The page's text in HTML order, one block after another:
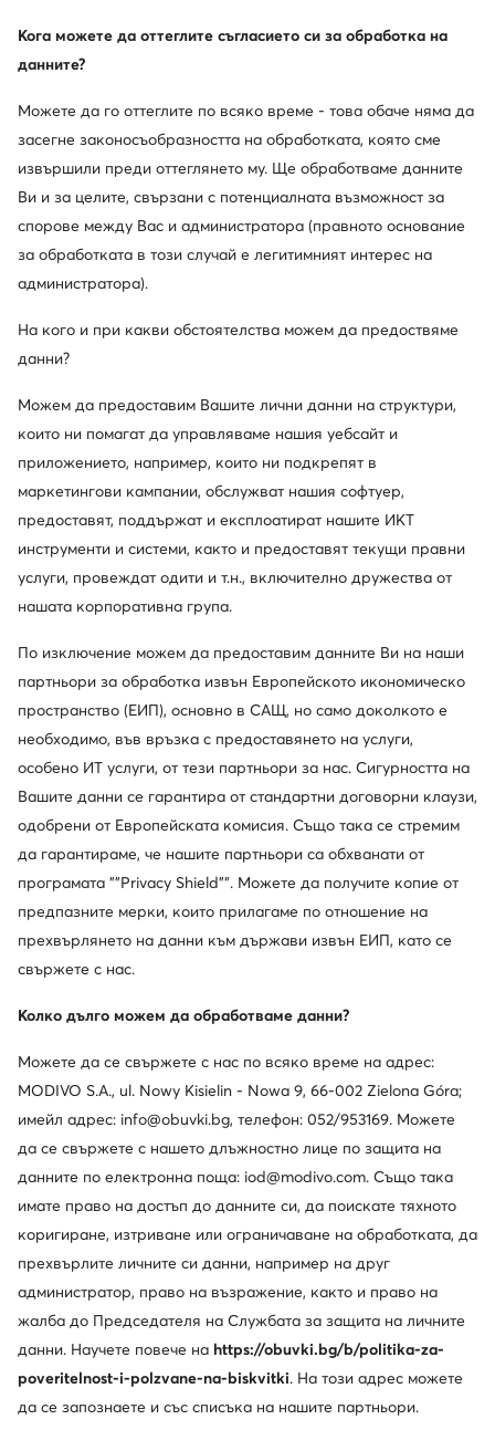
Кога можете да оттеглите съгласието си за обработка на
данните?
Можете да го оттеглите по всяко време - това обаче няма да
засегне законосъобразността на обработката, която сме
извършили преди оттеглянето му. Ще обработваме данните
Ви и за целите, свързани с потенциалната възможност за
спорове между Вас и администратора (правното основание
за обработката в този случай е легитимният интерес на
администратора).
На кого и при какви обстоятелства можем да предоствяме
данни?
Можем да предоставим Вашите лични данни на структури,
които ни помагат да управляваме нашия уебсайт и
приложението, например, които ни подкрепят в
маркетингови кампании, обслужват нашия софтуер,
предоставят, поддържат и експлоатират нашите ИКТ
инструменти и системи, както и предоставят текущи правни
услуги, провеждат одити и т.н., включително дружества от
нашата корпоративна група.
По изключение можем да предоставим данните Ви на наши
партньори за обработка извън Европейското икономическо
пространство (ЕИП), основно в САЩ, но само доколкото е
необходимо, във връзка с предоставянето на услуги,
особено ИТ услуги, от тези партньори за нас. Сигурността на
Вашите данни се гарантира от стандартни договорни клаузи,
одобрени от Европейската комисия. Също така се стремим
да гарантираме, че нашите партньори са обхванати от
програмата ""Privacy Shield"". Можете да получите копие от
предпазните мерки, които прилагаме по отношение на
прехвърлянето на данни към държави извън ЕИП, като се
свържете с нас.
Колко дълго можем да обработваме данни?
Можете да се свържете с нас по всяко време на адрес:
MODIVO S.A., ul. Nowy Kisielin - Nowa 9, 66-002 Zielona Góra;
имейл адрес: info@obuvki.bg, телефон: 052/953169. Можете
да се свържете с нашето длъжностно лице по защита на
данните по електронна поща: iod@modivo.com. Също така
имате право на достъп до данните си, да поискате тяхното
коригиране, изтриване или ограничаване на обработката, да
прехвърлите личните си данни, например на друг
администратор, право на възражение, както и право на
жалба до Председателя на Службата за защита на личните
данни. Научете повече на https://obuvki.bg/b/politika-za-
poveritelnost-i-polzvane-na-biskvitki. На този адрес можете
да се запознаете и със списъка на нашите партньори.